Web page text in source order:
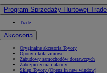
Program Sprzedaży Hurtowej Trade
Trade
Akcesoria
Oryginalne akcesoria Toyoty
Opony i koła zimowe
Zabudowy samochodów dostawczych
Zabezpieczenia i alarmy
Sklep Toyoty (Opens in new window)